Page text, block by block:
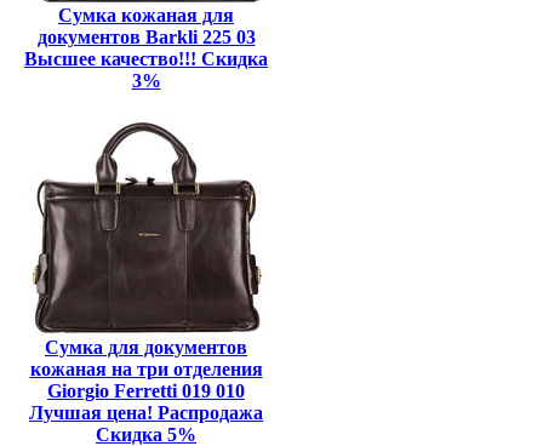
Сумка кожаная для
документов Barkli 225 03
Высшее качество!!! Скидка
3%
Сумка для документов
кожаная на три отделения
Giorgio Ferretti 019 010
Лучшая цена! Распродажа
Скидка 5%